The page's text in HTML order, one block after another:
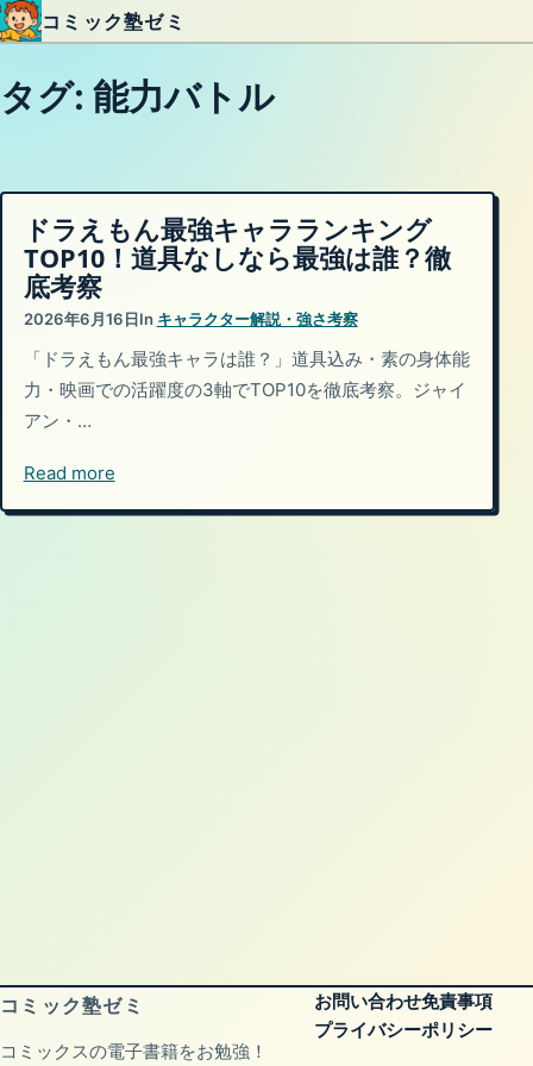
内容をスキップ
コミック塾ゼミ
タグ: 能力バトル
ドラえもん最強キャラランキング
TOP10！道具なしなら最強は誰？徹
底考察
2026年6月16日In キャラクター解説・強さ考察
「ドラえもん最強キャラは誰？」道具込み・素の身体能
力・映画での活躍度の3軸でTOP10を徹底考察。ジャイ
アン・…
Read more
コミック塾ゼミ
コミックスの電子書籍をお勉強！
お問い合わせ免責事項
プライバシーポリシー